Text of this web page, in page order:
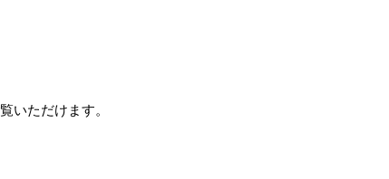
いただけます。